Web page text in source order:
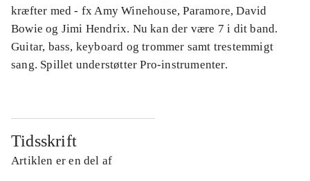
kræfter med - fx Amy Winehouse, Paramore, David
Bowie og Jimi Hendrix. Nu kan der være 7 i dit band.
Guitar, bass, keyboard og trommer samt trestemmigt
sang. Spillet understøtter Pro-instrumenter.
Tidsskrift
Artiklen er en del af